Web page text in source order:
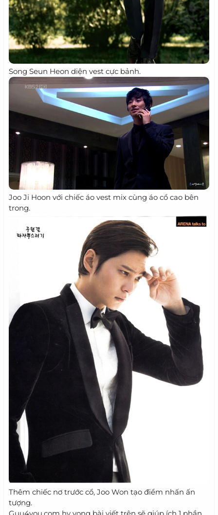
Song Seun Heon diện vest cực bảnh.
Joo Ji Hoon với chiếc áo vest mix cùng áo cổ cao bên
trong.
Thêm chiếc nơ trước cổ, Joo Won tạo điểm nhấn ấn
tượng.